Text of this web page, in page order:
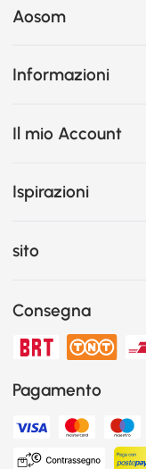
Aosom
Informazioni
Il mio Account
Ispirazioni
sito
Consegna
Pagamento